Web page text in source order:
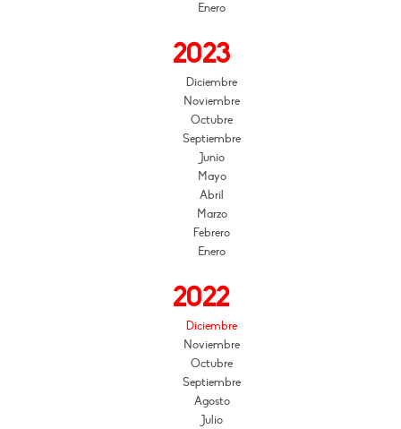
Enero
2023
Diciembre
Noviembre
Octubre
Septiembre
Junio
Mayo
Abril
Marzo
Febrero
Enero
2022
Diciembre
Noviembre
Octubre
Septiembre
Agosto
Julio